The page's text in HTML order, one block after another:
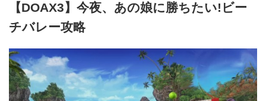
【DOAX3】今夜、あの娘に勝ちたい!ビー
チバレー攻略